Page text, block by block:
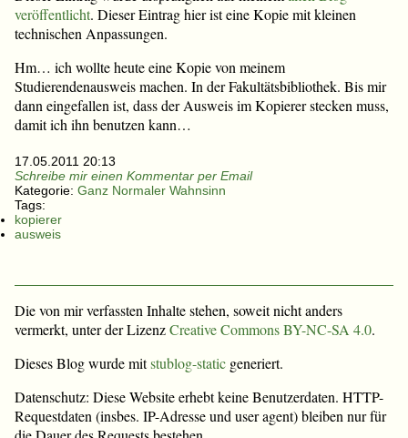
veröffentlicht. Dieser Eintrag hier ist eine Kopie mit kleinen
technischen Anpassungen.
Hm… ich wollte heute eine Kopie von meinem
Studierendenausweis machen. In der Fakultätsbibliothek. Bis mir
dann eingefallen ist, dass der Ausweis im Kopierer stecken muss,
damit ich ihn benutzen kann…
17.05.2011 20:13
Schreibe mir einen Kommentar per Email
Kategorie: Ganz Normaler Wahnsinn
Tags:
kopierer
ausweis
Die von mir verfassten Inhalte stehen, soweit nicht anders
vermerkt, unter der LizenzCreative Commons BY-NC-SA 4.0.
Dieses Blog wurde mitstublog-static generiert.
Datenschutz: Diese Website erhebt keine Benutzerdaten. HTTP-
Requestdaten (insbes. IP-Adresse und user agent) bleiben nur für